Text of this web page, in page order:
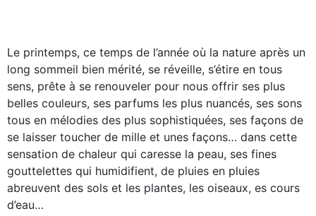
Le printemps, ce temps de l’année où la nature après un
long sommeil bien mérité, se réveille, s’étire en tous
sens, prête à se renouveler pour nous offrir ses plus
belles couleurs, ses parfums les plus nuancés, ses sons
tous en mélodies des plus sophistiquées, ses façons de
se laisser toucher de mille et unes façons… dans cette
sensation de chaleur qui caresse la peau, ses fines
gouttelettes qui humidifient, de pluies en pluies
abreuvent des sols et les plantes, les oiseaux, es cours
d’eau…